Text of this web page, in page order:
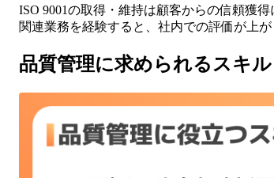
ISO 9001の取得・維持は顧客からの信頼獲
関連業務を経験すると、社内での評価が上
品質管理に求められるスキ